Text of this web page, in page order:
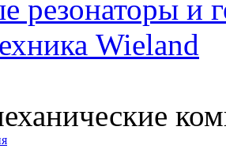
резонаторы и
Wieland